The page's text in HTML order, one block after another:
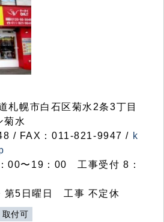
幌市白石区菊水2条3丁目
水
/ FAX：011-821-9947 / k
00〜19：00 工事受付 8：
第5日曜日 工事 不定休
取付可